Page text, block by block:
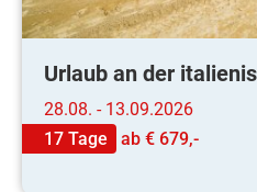
Urlaub an der
28.08. - 13.09.2026
17 Tage
ab € 679,-